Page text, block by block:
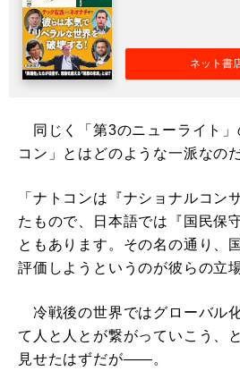
ネット書
同じく「第3のニューライト」
コン」とはどのような一派なの
「ナトコンは『ナショナルコン
たもので、日本語では『国民保
ともあります。その名の通り、
評価しようというのが彼らの立
冷戦後の世界ではグローバル
て人と人とが繋がっていこう、
見せたはずだが――。